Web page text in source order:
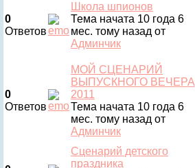
0
Ответов
Школа шпионов
Тема начата 10 года 6
мес. тому назад от
Админчик
0
Ответов
МОЙ СЦЕНАРИЙ
ВЫПУСКНОГО ВЕЧЕРА
2011
Тема начата 10 года 6
мес. тому назад от
Админчик
Сценарий детского
праздника